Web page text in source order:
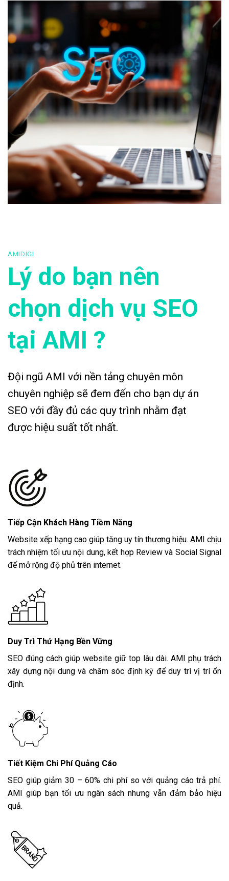
AMIDIGI
Lý do bạn nên
chọn dịch vụ SEO
tại AMI ?
Đội ngũ AMI với nền tảng chuyên môn
chuyên nghiệp sẽ đem đến cho bạn dự án
SEO với đầy đủ các quy trình nhằm đạt
được hiệu suất tốt nhất.
Tiếp Cận Khách Hàng Tiềm Năng
Website xếp hạng cao giúp tăng uy tín thương hiệu. AMI chịu
trách nhiệm tối ưu nội dung, kết hợp Review và Social Signal
để mở rộng độ phủ trên internet.
Duy Trì Thứ Hạng Bền Vững
SEO đúng cách giúp website giữ top lâu dài. AMI phụ trách
xây dựng nội dung và chăm sóc định kỳ để duy trì vị trí ổn
định.
Tiết Kiệm Chi Phí Quảng Cáo
SEO giúp giảm 30 – 60% chi phí so với quảng cáo trả phí.
AMI giúp bạn tối ưu ngân sách nhưng vẫn đảm bảo hiệu
quả.